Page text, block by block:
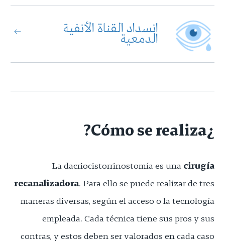
انسداد القناة الأنفية
الدمعية
¿Cómo se realiza?
La dacriocistorrinostomía es una cirugía
recanalizadora. Para ello se puede realizar de tres
maneras diversas, según el acceso o la tecnología
empleada. Cada técnica tiene sus pros y sus
contras, y estos deben ser valorados en cada caso